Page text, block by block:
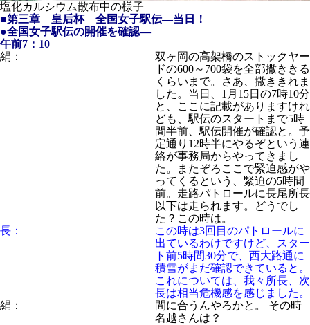
塩化カルシウム散布中の様子
■第三章 皇后杯 全国女子駅伝―当日！
●全国女子駅伝の開催を確認―
午前7：10
絹：
双ヶ岡の高架橋のストックヤー
ドの600～700袋を全部撒ききる
くらいまで。さあ、撒ききれま
した。当日、1月15日の7時10分
と、ここに記載がありますけれ
ども、駅伝のスタートまで5時
間半前、駅伝開催が確認と。予
定通り12時半にやるぞという連
絡が事務局からやってきまし
た。またぞろここで緊迫感がや
ってくるという、緊迫の5時間
前。走路パトロールに長尾所長
以下は走られます。どうでし
た？この時は。
長：
この時は3回目のパトロールに
出ているわけですけど、スター
ト前5時間30分で、西大路通に
積雪がまだ確認できていると。
これについては、我々所長、次
長は相当危機感を感じました。
絹：
間に合うんやろかと。 その時
名越さんは？